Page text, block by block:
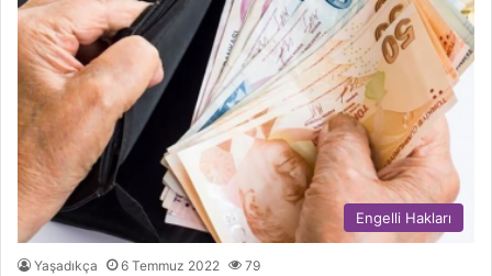
Engelli Hakları
Yaşadıkça 6 Temmuz 2022 79